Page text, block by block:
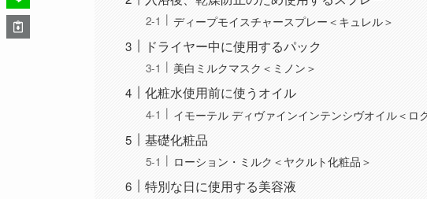
ディープモイスチャースプレー＜キュレル＞
ドライヤー中に使用するパック
美白ミルクマスク＜ミノン＞
化粧水使用前に使うオイル
イモーテル ディヴァインインテンシヴオイル＜ロ
基礎化粧品
ローション・ミルク＜ヤクルト化粧品＞
特別な日に使用する美容液